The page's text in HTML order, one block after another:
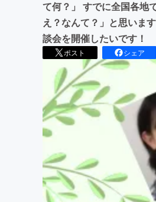
て何？」 すでに全国各地
え？なんて？」と思いま
談会を開催したいです！
ポスト シェア